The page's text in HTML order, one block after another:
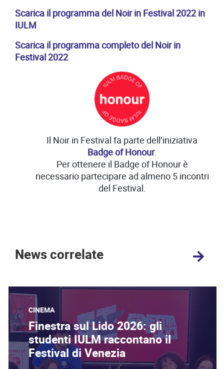
Scarica il programma del Noir in Festival 2022 in
IULM
Scarica il programma completo del Noir in
Festival 2022
Il Noir in Festival fa parte dell’iniziativa
Badge of Honour.
Per ottenere il Badge of Honour è
necessario partecipare ad almeno 5 incontri
del Festival.
News correlate
CINEMA
Finestra sul Lido 2026: gli
studenti IULM raccontano il
Festival di Venezia